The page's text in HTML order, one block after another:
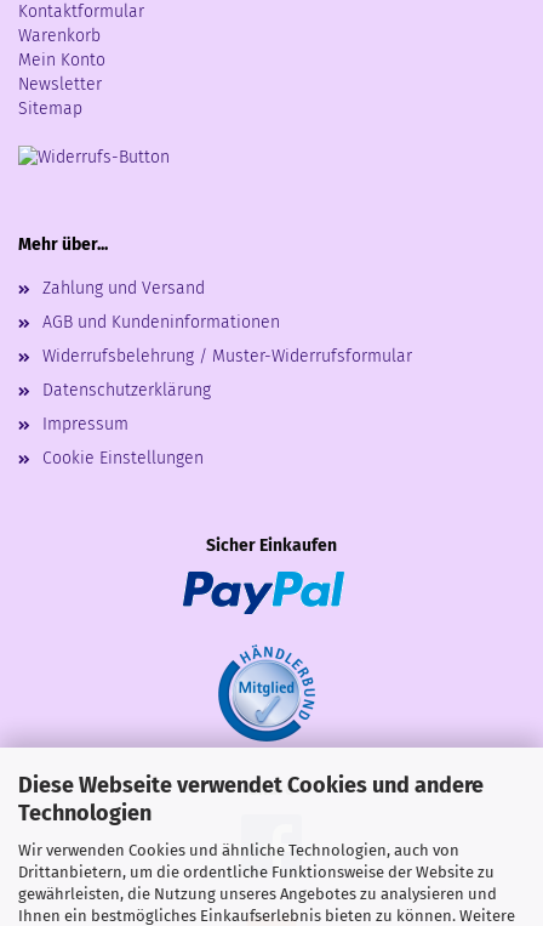
Diese Webseite verwendet Cookies und andere
Technologien
Wir verwenden Cookies und ähnliche Technologien, auch von
Drittanbietern, um die ordentliche Funktionsweise der Website zu
gewährleisten, die Nutzung unseres Angebotes zu analysieren und
Ihnen ein bestmögliches Einkaufserlebnis bieten zu können. Weitere
Kontaktformular
Warenkorb
Mein Konto
Newsletter
Sitemap
Mehr über...
Zahlung und Versand
AGB und Kundeninformationen
Widerrufsbelehrung / Muster-Widerrufsformular
Datenschutzerklärung
Impressum
Cookie Einstellungen
Sicher Einkaufen
Share